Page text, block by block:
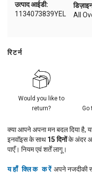
All
उत्पाद आईडी:
1134073839YEL
रिटर्न
Would you like to
return?
Go
क्या आपने अपना मन बदल दिया है,
इनवॉइस के साथ15 दिनोंके अंदर
पाएँ। नियम एवं शर्तें लागू।
यहाँ क्लिक करें अपने नजदीकी